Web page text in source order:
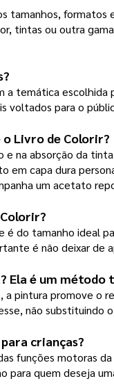
tamanhos, formatos
tintas ou outra
a temática escolhida
voltados para o
o Livro de Colorir?
e na absorção da
em capa dura
um acetato
é do tamanho ideal
é não deixar de
Ela é um método
a pintura promove o
não substituindo
crianças?
funções motoras
para quem deseja